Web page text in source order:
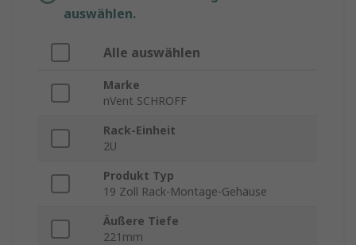
auswählen.
Alle auswählen
Marke
nVent SCHROFF
Rack-Einheit
2U
Produkt Typ
19 Zoll Rack-Montage-Gehäuse
Äußere Tiefe
221mm